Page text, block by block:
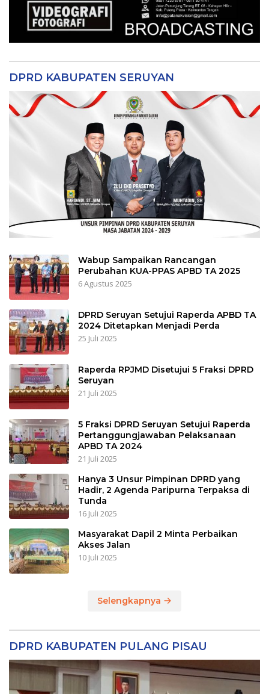
DPRD KABUPATEN SERUYAN
Wabup Sampaikan Rancangan
Perubahan KUA-PPAS APBD TA 2025
6 Agustus 2025
DPRD Seruyan Setujui Raperda APBD TA
2024 Ditetapkan Menjadi Perda
25 Juli 2025
Raperda RPJMD Disetujui 5 Fraksi DPRD
Seruyan
21 Juli 2025
5 Fraksi DPRD Seruyan Setujui Raperda
Pertanggungjawaban Pelaksanaan
APBD TA 2024
21 Juli 2025
Hanya 3 Unsur Pimpinan DPRD yang
Hadir, 2 Agenda Paripurna Terpaksa di
Tunda
16 Juli 2025
Masyarakat Dapil 2 Minta Perbaikan
Akses Jalan
10 Juli 2025
Selengkapnya
DPRD KABUPATEN PULANG PISAU